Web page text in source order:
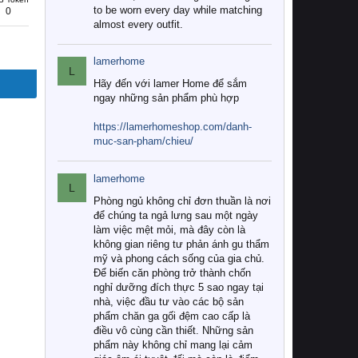
0
to be worn every day while matching
almost every outfit.
L
lamerhome
Hãy đến với lamer Home để sắm
ngay những sản phẩm phù hợp
https://lamerhomeshop.com/danh-
muc-san-pham/chieu/
L
lamerhome
Phòng ngủ không chỉ đơn thuần là nơi
để chúng ta ngả lưng sau một ngày
làm việc mệt mỏi, mà đây còn là
không gian riêng tư phản ánh gu thẩm
mỹ và phong cách sống của gia chủ.
Để biến căn phòng trở thành chốn
nghỉ dưỡng đích thực 5 sao ngay tại
nhà, việc đầu tư vào các bộ sản
phẩm chăn ga gối đệm cao cấp là
điều vô cùng cần thiết. Những sản
phẩm này không chỉ mang lại cảm